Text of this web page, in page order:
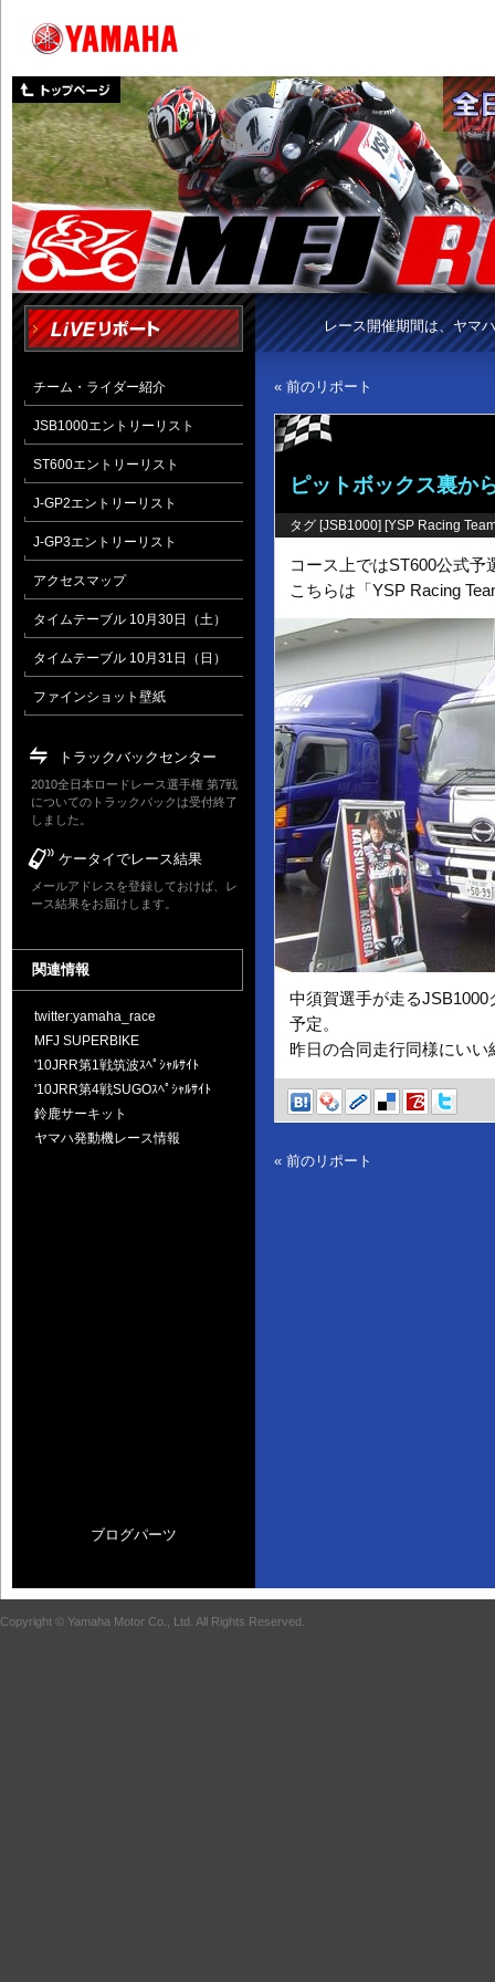
レース開催期間は、ヤマ
« 前のリポート
ピットボックス裏か
タグ [JSB1000] [YSP Racing
コース上ではST600公式予
こちらは「YSP Racing
中須賀選手が走る
予定。
昨日の合同走行同様にい
« 前のリポート
チーム・ライダー紹介
JSB1000エントリーリスト
ST600エントリーリスト
J-GP2エントリーリスト
J-GP3エントリーリスト
アクセスマップ
タイムテーブル 10月30日（土）
タイムテーブル 10月31日（日）
ファインショット壁紙
トラックバックセンター
2010全日本ロードレース選手権 第7戦
についてのトラックバックは受付終了
しました。
ケータイでレース結果
メールアドレスを登録しておけば、レ
ース結果をお届けします。
関連情報
twitter:yamaha_race
MFJ SUPERBIKE
'10JRR第1戦筑波ｽﾍﾟｼｬﾙｻｲﾄ
'10JRR第4戦SUGOｽﾍﾟｼｬﾙｻｲﾄ
鈴鹿サーキット
ヤマハ発動機レース情報
ブログパーツ
Copyright © Yamaha Motor Co., Ltd. All Rights Reserved.